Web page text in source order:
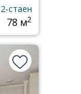
2-стаен
78 м2